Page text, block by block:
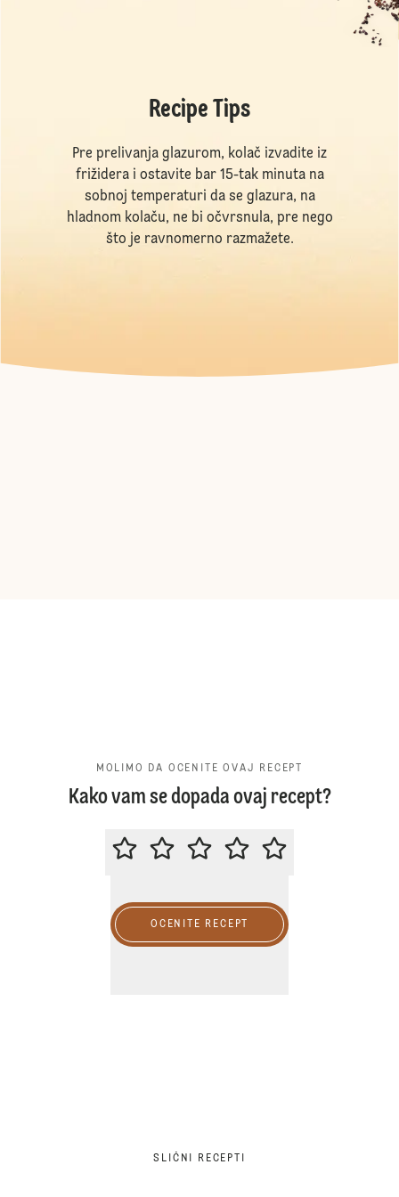
Recipe Tips
Pre prelivanja glazurom, kolač izvadite iz
frižidera i ostavite bar 15-tak minuta na
sobnoj temperaturi da se glazura, na
hladnom kolaču, ne bi očvrsnula, pre nego
što je ravnomerno razmažete.
MOLIMO DA OCENITE OVAJ RECEPT
Kako vam se dopada ovaj recept?
MOLIMO DA OCENITE OVAJ
OCENITE RECEPT
SLIČNI RECEPTI